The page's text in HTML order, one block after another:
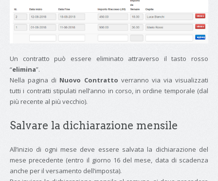
Un contratto può essere eliminato attraverso il tasto rosso
“elimina”.
Nella pagina di Nuovo Contratto verranno via via visualizzati
tutti i contratti stipulati nell’anno in corso, in ordine temporale (dal
più recente al più vecchio).
Salvare la dichiarazione mensile
All’inizio di ogni mese deve essere salvata la dichiarazione del
mese precedente (entro il giorno 16 del mese, data di scadenza
anche per il versamento dell’imposta).